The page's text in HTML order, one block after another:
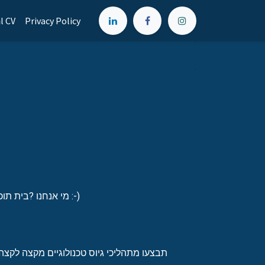
CV Privacy Policy
מי אנחנו ?בית תוכנה בוטיקי וייחודי עם גישה רעננה, וויבים של עשייה מתמדת והכי חשוב, אנשים טובים :-)
תבצעו מתהליכי גיוס טכנולוגיים מקצה